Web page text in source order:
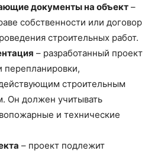
документы на объект –
собственности или договор
строительных работ.
– разработанный проект
перепланировки,
строительным
Он должен учитывать
и технические
– проект подлежит